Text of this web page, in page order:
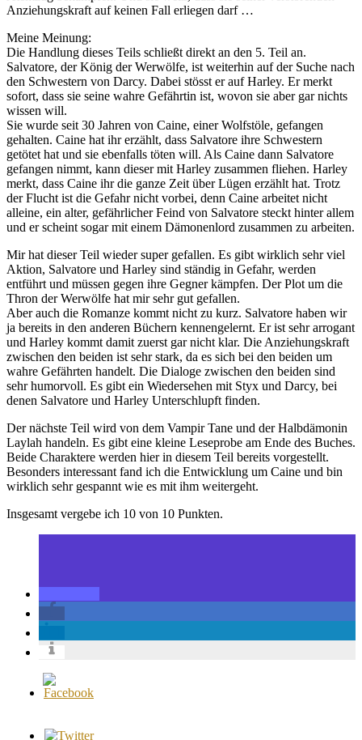
Anziehungskraft auf keinen Fall erliegen darf …
Meine Meinung:
Die Handlung dieses Teils schließt direkt an den 5. Teil an.
Salvatore, der König der Werwölfe, ist weiterhin auf der Suche nach
den Schwestern von Darcy. Dabei stösst er auf Harley. Er merkt
sofort, dass sie seine wahre Gefährtin ist, wovon sie aber gar nichts
wissen will.
Sie wurde seit 30 Jahren von Caine, einer Wolfstöle, gefangen
gehalten. Caine hat ihr erzählt, dass Salvatore ihre Schwestern
getötet hat und sie ebenfalls töten will. Als Caine dann Salvatore
gefangen nimmt, kann dieser mit Harley zusammen fliehen. Harley
merkt, dass Caine ihr die ganze Zeit über Lügen erzählt hat. Trotz
der Flucht ist die Gefahr nicht vorbei, denn Caine arbeitet nicht
alleine, ein alter, gefährlicher Feind von Salvatore steckt hinter allem
und er scheint sogar mit einem Dämonenlord zusammen zu arbeiten.
Mir hat dieser Teil wieder super gefallen. Es gibt wirklich sehr viel
Aktion, Salvatore und Harley sind ständig in Gefahr, werden
entführt und müssen gegen ihre Gegner kämpfen. Der Plot um die
Thron der Werwölfe hat mir sehr gut gefallen.
Aber auch die Romanze kommt nicht zu kurz. Salvatore haben wir
ja bereits in den anderen Büchern kennengelernt. Er ist sehr arrogant
und Harley kommt damit zuerst gar nicht klar. Die Anziehungskraft
zwischen den beiden ist sehr stark, da es sich bei den beiden um
wahre Gefährten handelt. Die Dialoge zwischen den beiden sind
sehr humorvoll. Es gibt ein Wiedersehen mit Styx und Darcy, bei
denen Salvatore und Harley Unterschlupft finden.
Der nächste Teil wird von dem Vampir Tane und der Halbdämonin
Laylah handeln. Es gibt eine kleine Leseprobe am Ende des Buches.
Beide Charaktere werden hier in diesem Teil bereits vorgestellt.
Besonders interessant fand ich die Entwicklung um Caine und bin
wirklich sehr gespannt wie es mit ihm weitergeht.
Insgesamt vergebe ich 10 von 10 Punkten.